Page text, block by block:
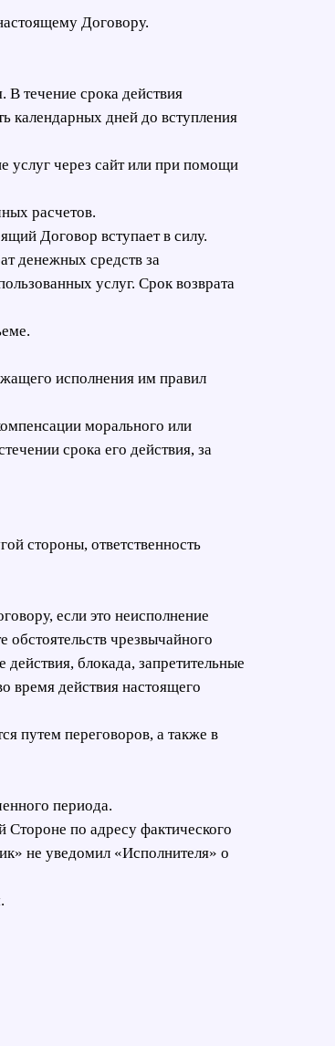
Договору.
течение срока действия
календарных дней до вступления
услуг через сайт или при помощи
расчетов.
Договор вступает в силу.
денежных средств за
услуг. Срок возврата
исполнения им правил
морального или
срока его действия, за
стороны, ответственность
если это неисполнение
обстоятельств чрезвычайного
блокада, запретительные
время действия настоящего
путем переговоров, а также в
периода.
по адресу фактического
не уведомил «Исполнителя» о